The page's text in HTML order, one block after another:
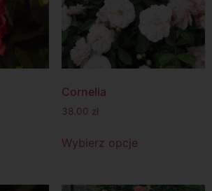
Cornelia
38.00 zł
Wybierz opcje